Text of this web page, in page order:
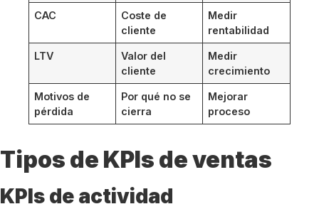
CAC
Coste de
cliente
Medir
rentabilidad
LTV
Valor del
cliente
Medir
crecimiento
Motivos de
pérdida
Por qué no se
cierra
Mejorar
proceso
Tipos de KPIs de ventas
KPIs de actividad